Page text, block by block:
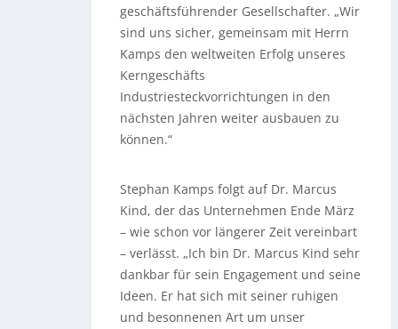
geschäftsführender Gesellschafter. „Wir
sind uns sicher, gemeinsam mit Herrn
Kamps den weltweiten Erfolg unseres
Kerngeschäfts
Industriesteckvorrichtungen in den
nächsten Jahren weiter ausbauen zu
können.“
Stephan Kamps folgt auf Dr. Marcus
Kind, der das Unternehmen Ende März
– wie schon vor längerer Zeit vereinbart
– verlässt. „Ich bin Dr. Marcus Kind sehr
dankbar für sein Engagement und seine
Ideen. Er hat sich mit seiner ruhigen
und besonnenen Art um unser